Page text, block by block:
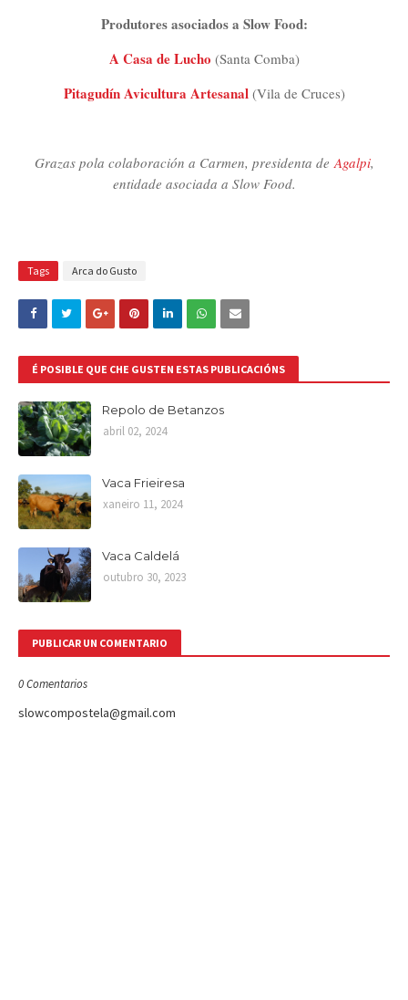
Produtores asociados a Slow Food:
A Casa de Lucho (Santa Comba)
Pitagudín Avicultura Artesanal (Vila de Cruces)
Grazas pola colaboración a Carmen, presidenta deAgalpi,
entidade asociada a Slow Food.
Tags Arca do Gusto
É POSIBLE QUE CHE GUSTEN ESTAS PUBLICACIÓNS
Repolo de Betanzos
abril 02, 2024
Vaca Frieiresa
xaneiro 11, 2024
Vaca Caldelá
outubro 30, 2023
PUBLICAR UN COMENTARIO
0 Comentarios
slowcompostela@gmail.com